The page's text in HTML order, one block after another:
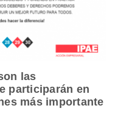
las
participarán en
más importante